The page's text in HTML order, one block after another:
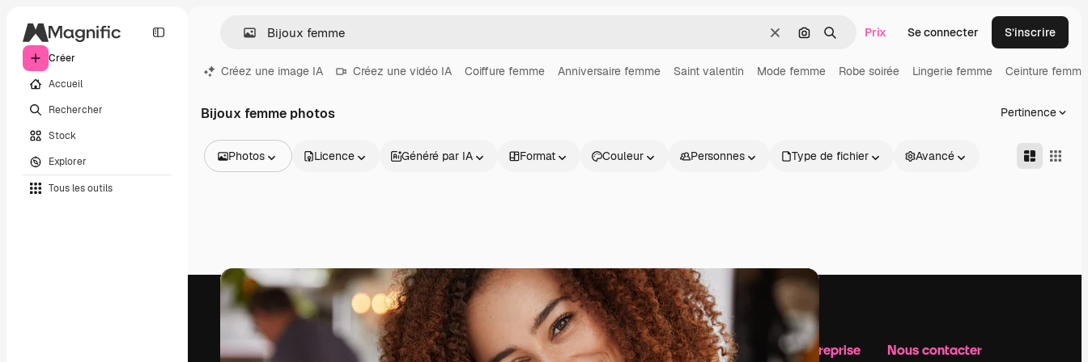
Créer
Accueil
Rechercher
Stock
Explorer
Tous les outils
EffacerRechercher par image
Rechercher
Prix Se connecter S’inscrire
Créez une image IA Créez une vidéo IA Coiffure femme Anniversaire femme Saint valentin Mode femme Robe soirée Lingerie femme Ceinture femme
Bijoux femme photos Pertinence
Photos
Vidéos
Clips de vidéo
Graphiques animés
Templates vidéos
Modèles 3D
Polices
Licence Généré par IA Format Couleur Personnes Type de fichier Avancé
Produits Commencer Notre entreprise Nous contacter